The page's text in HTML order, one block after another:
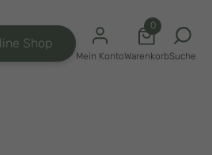
Shop
Mein Konto
0
WarenkorbSuche